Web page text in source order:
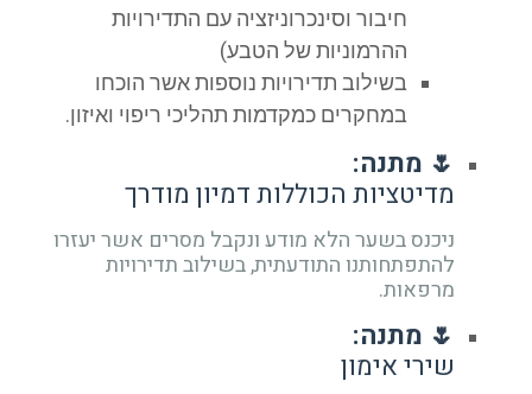
חיבור וסינכרוניזציה עם התדירויות
ההרמוניות של הטבע)
בשילוב תדירויות נוספות אשר הוכחו
במחקרים כמקדמות תהליכי ריפוי ואיזון.
🌷 מתנה:
מדיטציות הכוללות דמיון מודרך
ניכנס בשער הלא מודע ונקבל מסרים אשר יעזרו
להתפתחותנו התודעתית, בשילוב תדירויות
מרפאות.
🌷 מתנה:
שירי אימון